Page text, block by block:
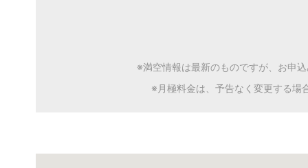
※満空情報は最新のものですが、お申
※月極料金は、予告なく変更する場